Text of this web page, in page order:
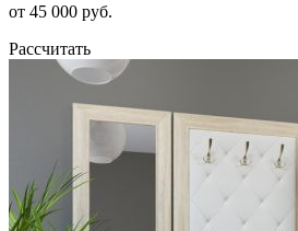
от 45 000 руб.
Рассчитать